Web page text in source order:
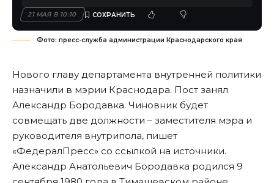
21 МАЯ В 10:10
Фото: пресс-служба администрации Краснодарского края
Нового главу департамента внутренней политики
назначили в мэрии Краснодара. Пост занял
Александр Бородавка. Чиновник будет
совмещать две должности – заместителя мэра и
руководителя внутрипола, пишет
«ФедералПресс» со ссылкой на источники.
Александр Анатольевич Бородавка родился 9